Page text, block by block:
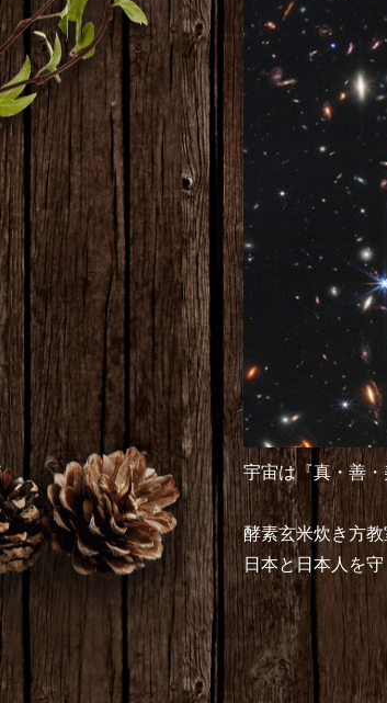
宇宙は『真・善・
酵素玄米炊き方
日本と日本人を守